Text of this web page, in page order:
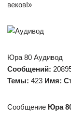
веков!»
Юра 80 Аудивод
Сообщений:
Темы: 423 Имя:
Сообщение Юра